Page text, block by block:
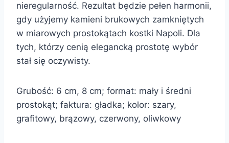
nieregularność. Rezultat będzie pełen harmonii,
gdy użyjemy kamieni brukowych zamkniętych
w miarowych prostokątach kostki Napoli. Dla
tych, którzy cenią elegancką prostotę wybór
stał się oczywisty.
Grubość: 6 cm, 8 cm; format: mały i średni
prostokąt; faktura: gładka; kolor: szary,
grafitowy, brązowy, czerwony, oliwkowy